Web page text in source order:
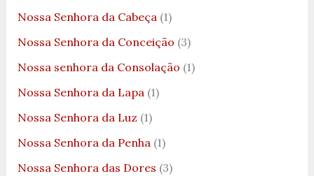
Nossa Senhora da Cabeça(1)
Nossa Senhora da Conceição (3)
Nossa senhora da Consolação (1)
Nossa Senhora da Lapa(1)
Nossa Senhora da Luz (1)
Nossa Senhora da Penha(1)
Nossa Senhora das Dores (3)